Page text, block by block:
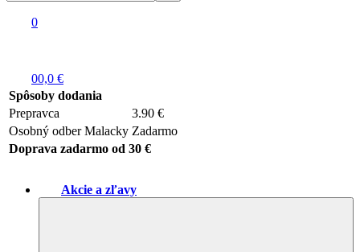
0
00,0 €
Spôsoby dodania
Prepravca
3.90 €
Osobný odber Malacky Zadarmo
Doprava zadarmo od 30 €
Akcie a zľavy